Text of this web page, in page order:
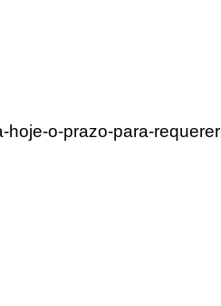
o-prazo-para-